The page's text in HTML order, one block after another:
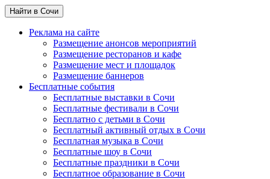
Найти в Сочи
Реклама на сайте
Размещение анонсов мероприятий
Размещение ресторанов и кафе
Размещение мест и площадок
Размещение баннеров
Бесплатные события
Бесплатные выставки в Сочи
Бесплатные фестивали в Сочи
Бесплатно с детьми в Сочи
Бесплатный активный отдых в Сочи
Бесплатная музыка в Сочи
Бесплатные шоу в Сочи
Бесплатные праздники в Сочи
Бесплатное образование в Сочи